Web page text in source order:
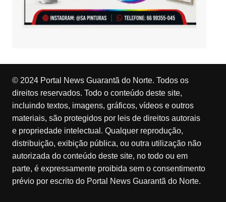
© 2024 Portal News Guarantã do Norte. Todos os
direitos reservados. Todo o conteúdo deste site,
incluindo textos, imagens, gráficos, vídeos e outros
materiais, são protegidos por leis de direitos autorais
e propriedade intelectual. Qualquer reprodução,
distribuição, exibição pública, ou outra utilização não
autorizada do conteúdo deste site, no todo ou em
parte, é expressamente proibida sem o consentimento
prévio por escrito do Portal News Guarantã do Norte.